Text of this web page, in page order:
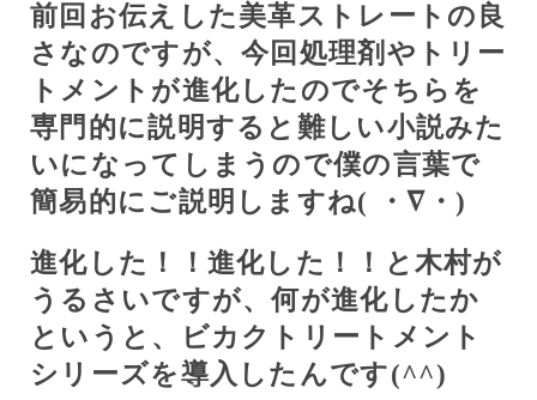
前回お伝えした美革ストレートの良
さなのですが、今回処理剤やトリー
トメントが進化したのでそちらを
専門的に説明すると難しい小説みた
いになってしまうので僕の言葉で
簡易的にご説明しますね(
・∇・)
進化した！！進化した！！と木村が
うるさいですが、何が進化したか
というと、ビカクトリートメント
シリーズを導入したんです(^^)